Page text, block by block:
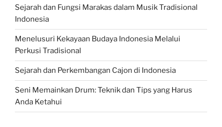
Sejarah dan Fungsi Marakas dalam Musik Tradisional
Indonesia
Menelusuri Kekayaan Budaya Indonesia Melalui
Perkusi Tradisional
Sejarah dan Perkembangan Cajon di Indonesia
Seni Memainkan Drum: Teknik dan Tips yang Harus
Anda Ketahui